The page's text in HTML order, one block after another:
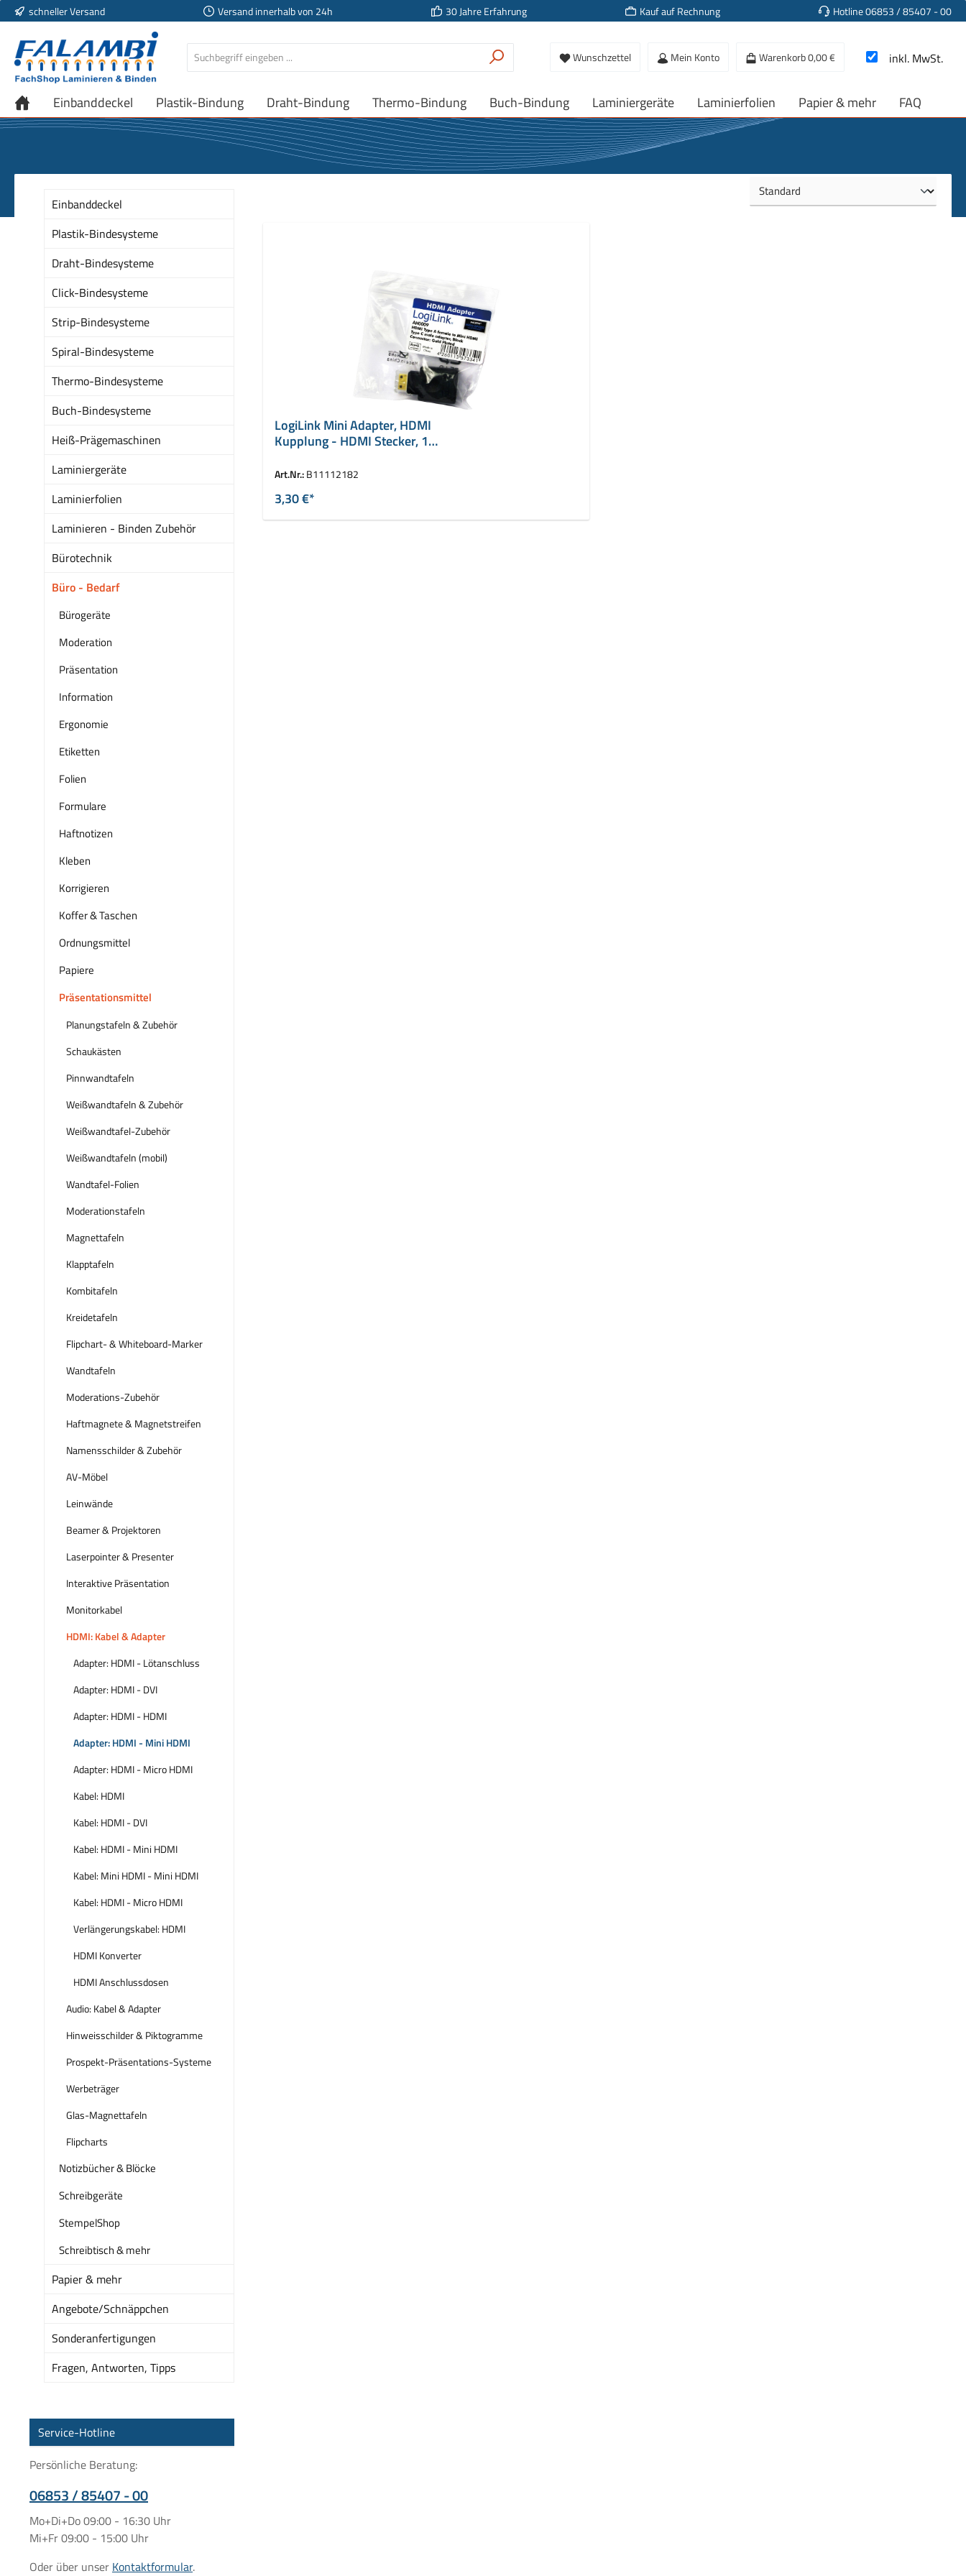
Hauptinhalt springen
Zur Suche springen
Zur Hauptnavigation springen
schneller Versand Versand innerhalb von 24h 30 Jahre Erfahrung Kauf auf Rechnung Hotline 06853 / 85407 - 00
Wunschzettel Mein Konto Warenkorb0,00 € inkl. MwSt.
Einbanddeckel Plastik-Bindung Draht-Bindung Thermo-Bindung Buch-Bindung Laminiergeräte Laminierfolien Papier & mehr FAQ
Einbanddeckel
Plastik-Bindesysteme
Draht-Bindesysteme
Click-Bindesysteme
Strip-Bindesysteme
Spiral-Bindesysteme
Thermo-Bindesysteme
Buch-Bindesysteme
Heiß-Prägemaschinen
Laminiergeräte
Laminierfolien
Laminieren - Binden Zubehör
Bürotechnik
Büro - Bedarf
Bürogeräte
Moderation
Präsentation
Information
Ergonomie
Etiketten
Folien
Formulare
Haftnotizen
Kleben
Korrigieren
Koffer & Taschen
Ordnungsmittel
Papiere
Präsentationsmittel
Planungstafeln & Zubehör
Schaukästen
Pinnwandtafeln
Weißwandtafeln & Zubehör
Weißwandtafel-Zubehör
Weißwandtafeln (mobil)
Wandtafel-Folien
Moderationstafeln
Magnettafeln
Klapptafeln
Kombitafeln
Kreidetafeln
Flipchart- & Whiteboard-Marker
Wandtafeln
Moderations-Zubehör
Haftmagnete & Magnetstreifen
Namensschilder & Zubehör
AV-Möbel
Leinwände
Beamer & Projektoren
Laserpointer & Presenter
Interaktive Präsentation
Monitorkabel
HDMI: Kabel & Adapter
Adapter: HDMI - Lötanschluss
Adapter: HDMI - DVI
Adapter: HDMI - HDMI
Adapter: HDMI - Mini HDMI
Adapter: HDMI - Micro HDMI
Kabel: HDMI
Kabel: HDMI - DVI
Kabel: HDMI - Mini HDMI
Kabel: Mini HDMI - Mini HDMI
Kabel: HDMI - Micro HDMI
Verlängerungskabel: HDMI
HDMI Konverter
HDMI Anschlussdosen
Audio: Kabel & Adapter
Hinweisschilder & Piktogramme
Prospekt-Präsentations-Systeme
Werbeträger
Glas-Magnettafeln
Flipcharts
Notizbücher & Blöcke
Schreibgeräte
StempelShop
Schreibtisch & mehr
Papier & mehr
Angebote/Schnäppchen
Sonderanfertigungen
Fragen, Antworten, Tipps
Service-Hotline
Persönliche Beratung:
06853 / 85407 - 00
Mo+Di+Do 09:00 - 16:30 Uhr
Mi+Fr 09:00 - 15:00 Uhr
Oder über unser Kontaktformular.
LogiLink Mini Adapter, HDMI
Kupplung - HDMI Stecker, 19
Art.Nr.:B11112182
3,30 €*